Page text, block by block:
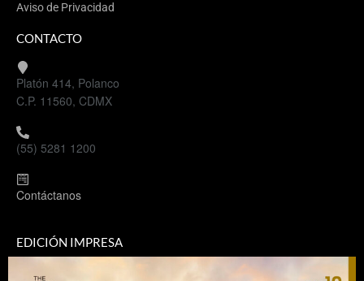
Aviso de Privacidad
CONTACTO
Platón 414, Polanco
C.P. 11560, CDMX
(55) 5281 1200
Contáctanos
EDICIÓN IMPRESA